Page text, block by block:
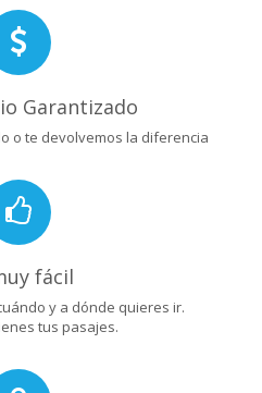
Garantizado
o te devolvemos la diferencia
fácil
y a dónde quieres ir.
tus pasajes.